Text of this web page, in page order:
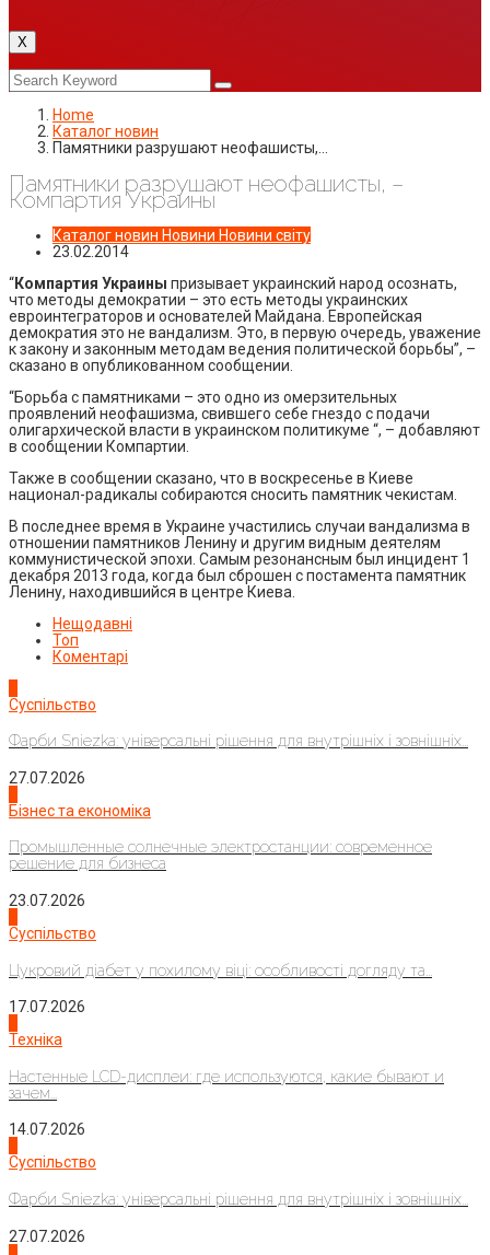
X
Home
Каталог новин
Памятники разрушают неофашисты,…
Памятники разрушают неофашисты, –
Компартия Украины
Каталог новин Новини Новини світу
23.02.2014
“Компартия Украины призывает украинский народ осознать,
что методы демократии – это есть методы украинских
евроинтеграторов и основателей Майдана. Европейская
демократия это не вандализм. Это, в первую очередь, уважение
к закону и законным методам ведения политической борьбы”, –
сказано в опубликованном сообщении.
“Борьба с памятниками – это одно из омерзительных
проявлений неофашизма, свившего себе гнездо с подачи
олигархической власти в украинском политикуме “, – добавляют
в сообщении Компартии.
Также в сообщении сказано, что в воскресенье в Киеве
национал-радикалы собираются сносить памятник чекистам.
В последнее время в Украине участились случаи вандализма в
отношении памятников Ленину и другим видным деятелям
коммунистической эпохи. Самым резонансным был инцидент 1
декабря 2013 года, когда был сброшен с постамента памятник
Ленину, находившийся в центре Киева.
Нещодавні
Топ
Коментарі
Суспільство
Фарби Sniezka: універсальні рішення для внутрішніх і зовнішніх...
27.07.2026
Бізнес та економіка
Промышленные солнечные электростанции: современное
решение для бизнеса
23.07.2026
Суспільство
Цукровий діабет у похилому віці: особливості догляду та...
17.07.2026
Техніка
Настенные LCD-дисплеи: где используются, какие бывают и
зачем...
14.07.2026
Суспільство
Фарби Sniezka: універсальні рішення для внутрішніх і зовнішніх...
27.07.2026